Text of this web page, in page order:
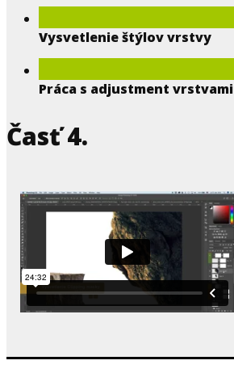
Vysvetlenie štýlov vrstvy
Práca s adjustment vrstvami
Časť 4.